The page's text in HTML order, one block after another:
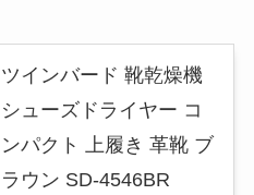
ツインバード 靴乾燥機
シューズドライヤー コ
ンパクト 上履き 革靴 ブ
ラウン SD-4546BR